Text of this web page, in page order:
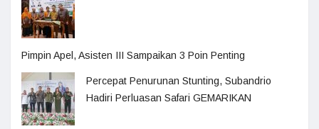
Pimpin Apel, Asisten III Sampaikan 3 Poin Penting
Percepat Penurunan Stunting, Subandrio
Hadiri Perluasan Safari GEMARIKAN